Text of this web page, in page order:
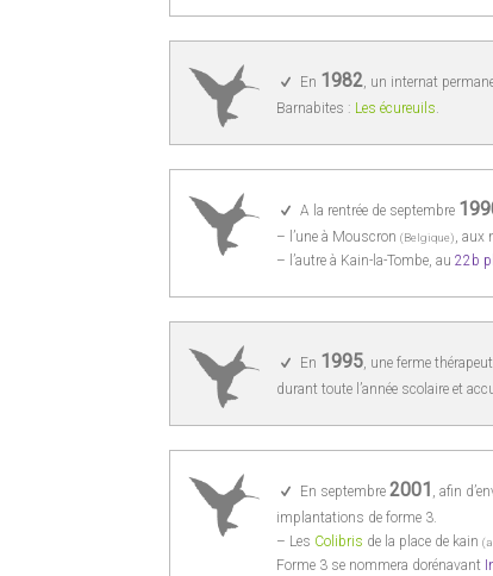
En 1982, un internat
Barnabites : Les écureuils.
A la rentrée de septembre
– l’une à Mouscron (Belgique), aux
– l’autre à Kain-la-Tombe, au 22b
En 1995, une ferme
durant toute l’année scolaire et
En septembre 2001 , afin
implantations de forme 3.
– Les Colibris de la place de kain
Forme 3 se nommera dorénavant